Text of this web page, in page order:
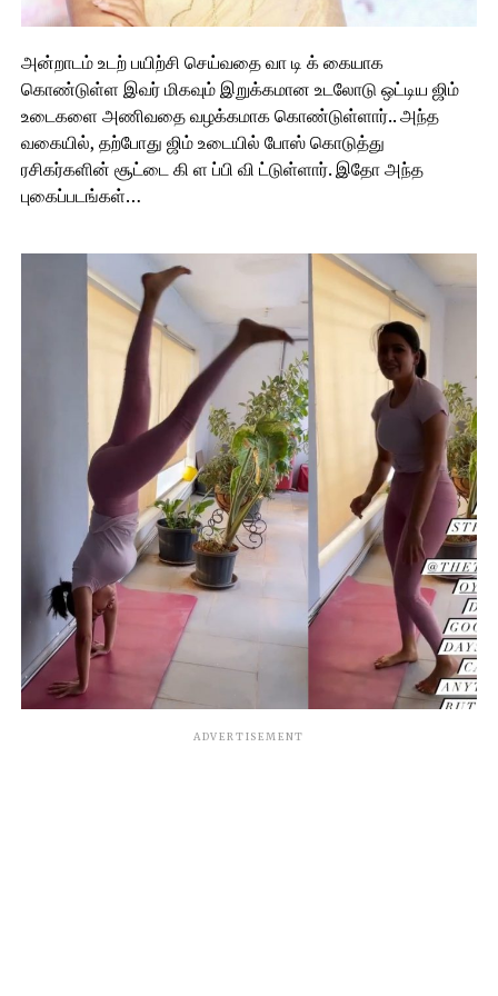
அன்றாடம் உடற் பயிற்சி செய்வதை வா டி க் கையாக
கொண்டுள்ள இவர் மிகவும் இறுக்கமான உடலோடு ஒட்டிய ஜிம்
உடைகளை அணிவதை வழக்கமாக கொண்டுள்ளார்.. அந்த
வகையில், தற்போது ஜிம் உடையில் போஸ் கொடுத்து
ரசிகர்களின் சூட்டை கி ள ப்பி வி ட்டுள்ளார். இதோ அந்த
புகைப்படங்கள்…
ADVERTISEMENT